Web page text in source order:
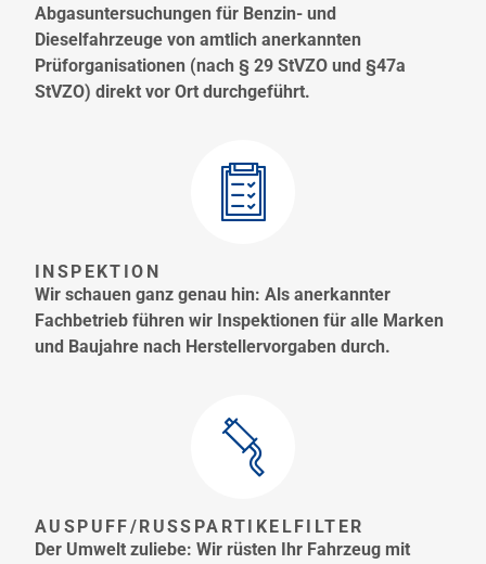
Abgasuntersuchungen für Benzin- und
Dieselfahrzeuge von amtlich anerkannten
Prüforganisationen (nach § 29 StVZO und §47a
StVZO) direkt vor Ort durchgeführt.
INSPEKTION
Wir schauen ganz genau hin: Als anerkannter
Fachbetrieb führen wir Inspektionen für alle Marken
und Baujahre nach Herstellervorgaben durch.
AUSPUFF/RUSSPARTIKELFILTER
Der Umwelt zuliebe: Wir rüsten Ihr Fahrzeug mit